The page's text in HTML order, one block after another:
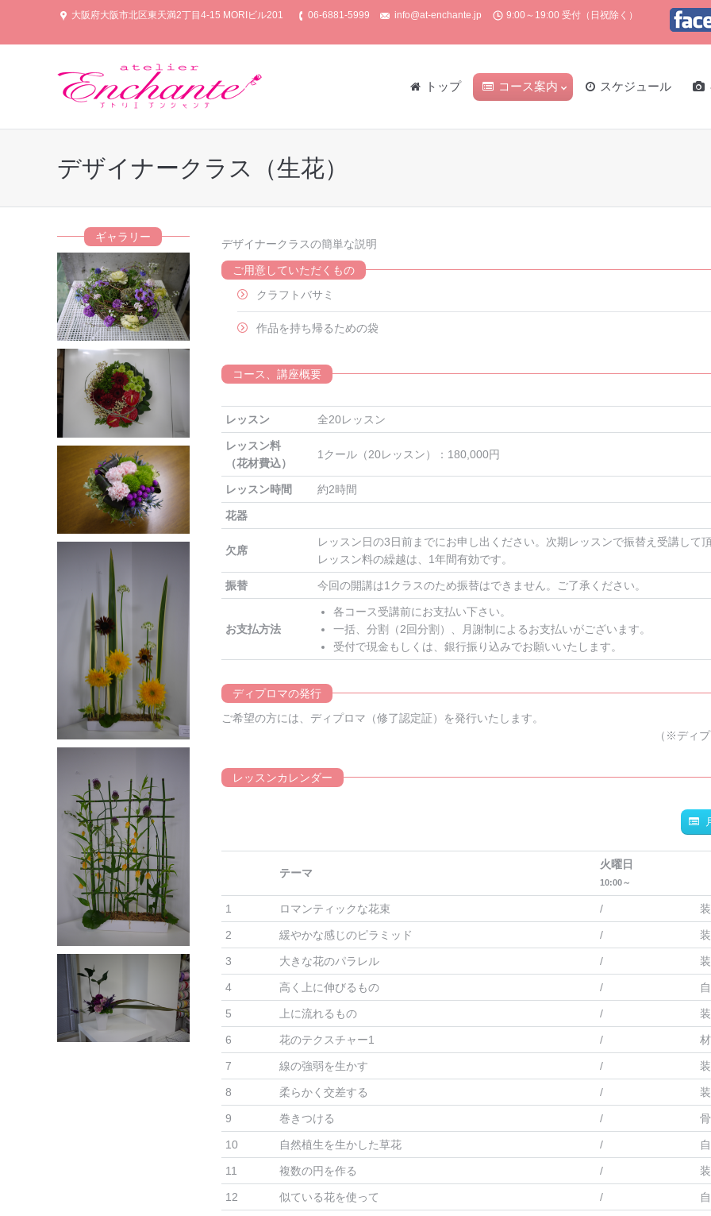
大阪府大阪市北区東天満2丁目4‐15 MORIビル201 06-6881-5999 info@at-enchante.jp 9:00～19:00 受付（日祝除く）
トップ コース案内 スケジュール
デザイナークラス（生花）
ギャラリー
デザイナークラスの簡単な説明
ご用意していただくもの
クラフトバサミ
作品を持ち帰るための袋
コース、講座概要
レッスン 全20レッスン
レッスン料
（花材費込）
1クール（20レッスン）：180,000円
レッスン時間 約2時間
花器
欠席
レッスン日の3日前までにお申し出ください。次期レッスンで振替え受講して頂
レッスン料の繰越は、1年間有効です。
振替 今回の開講は1クラスのため振替はできません。ご了承ください。
お支払方法
各コース受講前にお支払い下さい。
一括、分割（2回分割）、月謝制によるお支払いがございます。
受付で現金もしくは、銀行振り込みでお願いいたします。
ディプロマの発行
ご希望の方には、ディプロマ（修了認定証）を発行いたします。
（※ディ
レッスンカレンダー
テーマ
火曜日
10:00～
1 ロマンティックな花束 /
2 緩やかな感じのピラミッド /
3 大きな花のパラレル /
4 高く上に伸びるもの /
5 上に流れるもの /
6 花のテクスチャー1 /
7 線の強弱を生かす /
8 柔らかく交差する /
9 巻きつける /
10 自然植生を生かした草花 /
11 複数の円を作る /
12 似ている花を使って /